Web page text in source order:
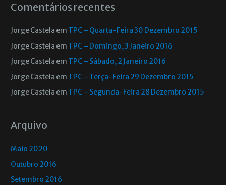
Comentários recentes
Jorge Castela em TPC – Quarta-Feira 30 Dezembro 2015
Jorge Castela em TPC – Domingo, 3 Janeiro 2016
Jorge Castela em TPC – Sábado, 2 Janeiro 2016
Jorge Castela em TPC – Terça-Feira 29 Dezembro 2015
Jorge Castela em TPC – Segunda-Feira 28 Dezembro 2015
Arquivo
Maio 2020
Outubro 2016
Setembro 2016